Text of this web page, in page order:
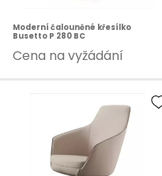
Moderní čalouněné křesílko
Busetto P 280 BC
Cena na vyžádání